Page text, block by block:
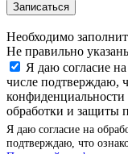
Записаться
Необходимо
Не правильно
Я даю согласие
числе подтверждаю,
обработки и защиты
Я даю согласие на
подтверждаю, что